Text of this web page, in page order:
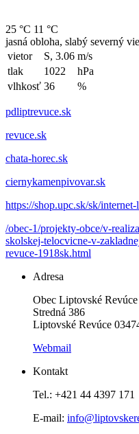
25 °C 11 °C
jasná obloha, slabý severný
vietor
S, 3.06 m/s
tlak
1022
hPa
vlhkosť 36 %
pdliptrevuce.sk
revuce.sk
chata-horec.sk
ciernykamenpivovar.sk
https://shop.upc.sk/sk/
/obec-1/projekty-obce/v-
skolskej-telocvicne-v-
revuce-1918sk.html
Adresa
Obec Liptovské Revúce
Stredná 386
Liptovské Revúce
Webmail
Kontakt
Tel.: +421 44 4397 171
E-mail: